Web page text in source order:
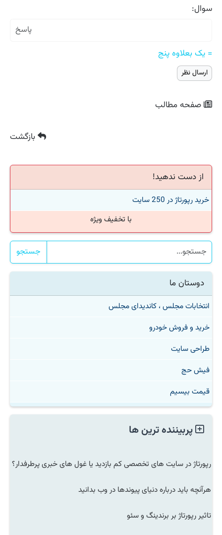
سوال:
= یک بعلاوه پنج
صفحه مطالب
بازگشت
از دست ندهید!
خرید رپورتاژ در 250 سایت
با تخفیف ویژه
جستجو
دوستان ما
انتخابات مجلس ، کاندیدای مجلس
خرید و فروش خودرو
طراحی سایت
فیش حج
قیمت بیسیم
پربیننده ترین ها
رپورتاژ در سایت های تخصصی کم بازدید یا غول های خبری پرطرفدار؟
هرآنچه باید درباره دنیای پیوندها در وب بدانید
تاثیر رپورتاژ بر برندینگ و سئو